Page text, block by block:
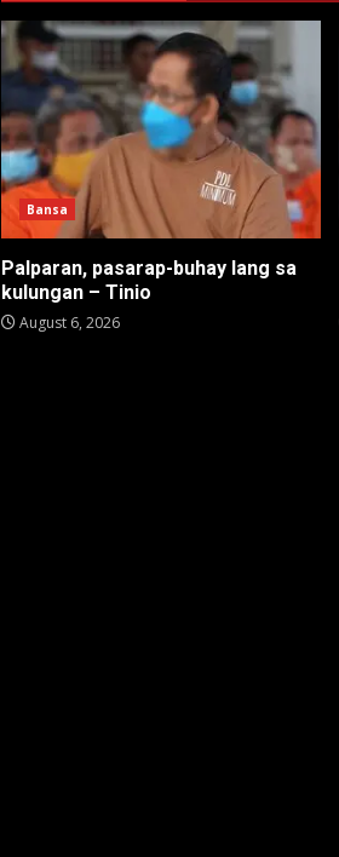
Bansa
Palparan, pasarap-buhay lang sa
kulungan – Tinio
August 6, 2026